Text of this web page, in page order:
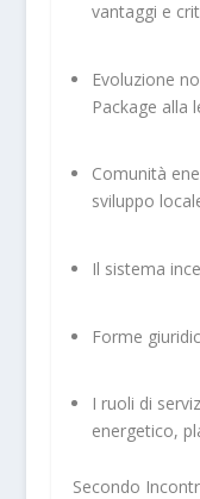
vantaggi e
Evoluzione
Package alla
Comunità
sviluppo
Il sistema
Forme
I ruoli di
energetico,
Secondo